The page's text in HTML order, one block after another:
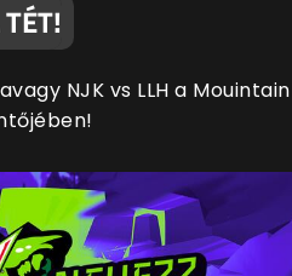
NJK vs LLH a Mouintain